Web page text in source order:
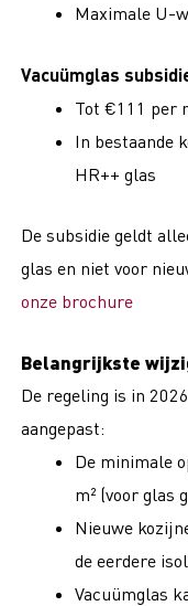
Maximale U-
Vacuümglas
Tot €111 per
In bestaande
HR++ glas
De subsidie geldt
glas en niet voor
onze brochure
Belangrijkste
De regeling is in
aangepast:
De minimale
m² (voor glas
Nieuwe
de eerdere
Vacuümglas